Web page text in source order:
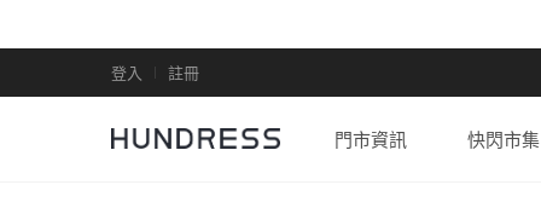
登入 註冊
門市資訊 快閃市集